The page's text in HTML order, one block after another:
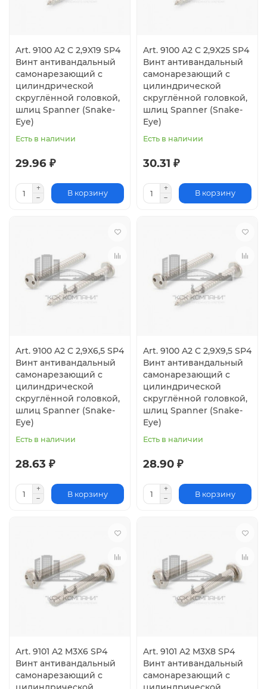
Art. 9100 A2 C 2,9X19 SP4
Винт антивандальный
самонарезающий с
цилиндрической
скруглённой головкой,
шлиц Spanner (Snake-
Eye)
Есть в наличии
29.96 ₽
В корзину
Art. 9100 A2 C 2,9X25 SP4
Винт антивандальный
самонарезающий с
цилиндрической
скруглённой головкой,
шлиц Spanner (Snake-
Eye)
Есть в наличии
30.31 ₽
В корзину
Art. 9100 A2 C 2,9X6,5 SP4
Винт антивандальный
самонарезающий с
цилиндрической
скруглённой головкой,
шлиц Spanner (Snake-
Eye)
Есть в наличии
28.63 ₽
В корзину
Art. 9100 A2 C 2,9X9,5 SP4
Винт антивандальный
самонарезающий с
цилиндрической
скруглённой головкой,
шлиц Spanner (Snake-
Eye)
Есть в наличии
28.90 ₽
В корзину
Art. 9101 A2 M3X6 SP4
Винт антивандальный
самонарезающий с
Art. 9101 A2 M3X8 SP4
Винт антивандальный
самонарезающий с